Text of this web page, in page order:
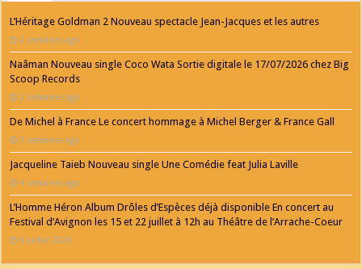
L’Héritage Goldman 2 Nouveau spectacle Jean-Jacques et les autres
2 semaines ago
Naâman Nouveau single Coco Wata Sortie digitale le 17/07/2026 chez Big
Scoop Records
2 semaines ago
De Michel à France Le concert hommage à Michel Berger & France Gall
3 semaines ago
Jacqueline Taieb Nouveau single Une Comédie feat Julia Laville
4 semaines ago
L’Homme Héron Album Drôles d’Espèces déjà disponible En concert au
Festival d’Avignon les 15 et 22 juillet à 12h au Théâtre de l’Arrache-Coeur
6 juillet 2026